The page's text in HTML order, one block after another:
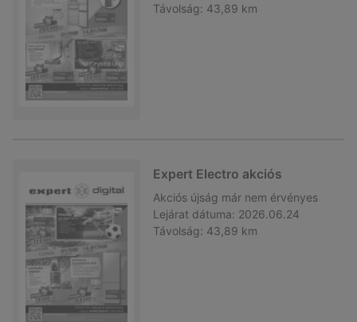
Távolság: 43,89 km
Expert Electro akciós
Akciós újság már nem érvényes
Lejárat dátuma: 2026.06.24
Távolság: 43,89 km